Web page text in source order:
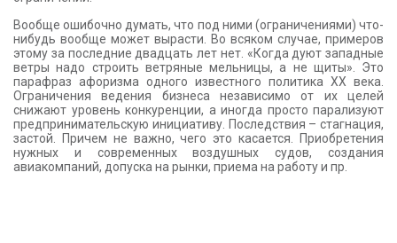
Вообще ошибочно думать, что под ними (ограничениями) что-
нибудь вообще может вырасти. Во всяком случае, примеров
этому за последние двадцать лет нет. «Когда дуют западные
ветры надо строить ветряные мельницы, а не щиты». Это
парафраз афоризма одного известного политика ХХ века.
Ограничения ведения бизнеса независимо от их целей
снижают уровень конкуренции, а иногда просто парализуют
предпринимательскую инициативу. Последствия – стагнация,
застой. Причем не важно, чего это касается. Приобретения
нужных и современных воздушных судов, создания
авиакомпаний, допуска на рынки, приема на работу и пр.